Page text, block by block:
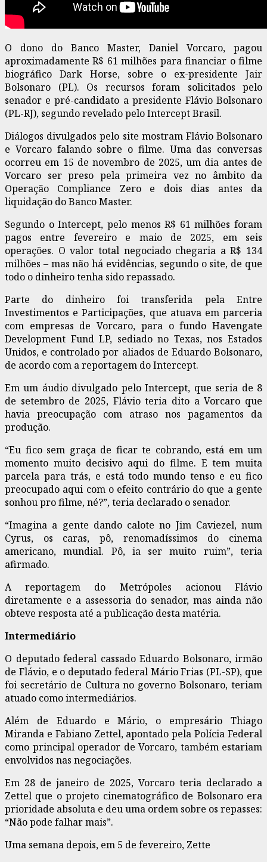
O dono do Banco Master, Daniel Vorcaro, pagou
aproximadamente R$ 61 milhões para financiar o filme
biográfico Dark Horse, sobre o ex-presidente Jair
Bolsonaro (PL). Os recursos foram solicitados pelo
senador e pré-candidato a presidente Flávio Bolsonaro
(PL-RJ), segundo revelado pelo Intercept Brasil.
Diálogos divulgados pelo site mostram Flávio Bolsonaro
e Vorcaro falando sobre o filme. Uma das conversas
ocorreu em 15 de novembro de 2025, um dia antes de
Vorcaro ser preso pela primeira vez no âmbito da
Operação Compliance Zero e dois dias antes da
liquidação do Banco Master.
Segundo o Intercept, pelo menos R$ 61 milhões foram
pagos entre fevereiro e maio de 2025, em seis
operações. O valor total negociado chegaria a R$ 134
milhões – mas não há evidências, segundo o site, de que
todo o dinheiro tenha sido repassado.
Parte do dinheiro foi transferida pela Entre
Investimentos e Participações, que atuava em parceria
com empresas de Vorcaro, para o fundo Havengate
Development Fund LP, sediado no Texas, nos Estados
Unidos, e controlado por aliados de Eduardo Bolsonaro,
de acordo com a reportagem do Intercept.
Em um áudio divulgado pelo Intercept, que seria de 8
de setembro de 2025, Flávio teria dito a Vorcaro que
havia preocupação com atraso nos pagamentos da
produção.
“Eu fico sem graça de ficar te cobrando, está em um
momento muito decisivo aqui do filme. E tem muita
parcela para trás, e está todo mundo tenso e eu fico
preocupado aqui com o efeito contrário do que a gente
sonhou pro filme, né?”, teria declarado o senador.
“Imagina a gente dando calote no Jim Caviezel, num
Cyrus, os caras, pô, renomadíssimos do cinema
americano, mundial. Pô, ia ser muito ruim”, teria
afirmado.
A reportagem do Metrópoles acionou Flávio
diretamente e a assessoria do senador, mas ainda não
obteve resposta até a publicação desta matéria.
Intermediário
O deputado federal cassado Eduardo Bolsonaro, irmão
de Flávio, e o deputado federal Mário Frias (PL-SP), que
foi secretário de Cultura no governo Bolsonaro, teriam
atuado como intermediários.
Além de Eduardo e Mário, o empresário Thiago
Miranda e Fabiano Zettel, apontado pela Polícia Federal
como principal operador de Vorcaro, também estariam
envolvidos nas negociações.
Em 28 de janeiro de 2025, Vorcaro teria declarado a
Zettel que o projeto cinematográfico de Bolsonaro era
prioridade absoluta e deu uma ordem sobre os repasses:
“Não pode falhar mais”.
Uma semana depois, em 5 de fevereiro, Zette